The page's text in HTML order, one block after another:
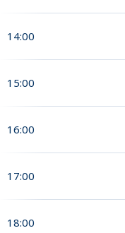
14:00
15:00
16:00
17:00
18:00